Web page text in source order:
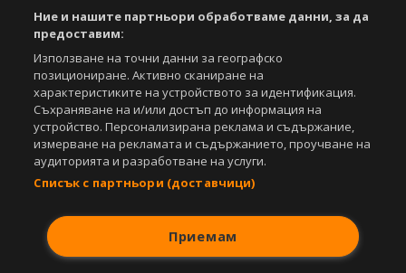
санкционирани с цялата строгост на закона.
СвалиБЕЗПЛАТНОТОприложение за:
Android
Powered by:
Ние и нашите партньори обработваме данни, за да
предоставим:
Използване на точни данни за географско
позициониране. Активно сканиране на
характеристиките на устройството за идентификация.
Съхраняване на и/или достъп до информация на
устройство. Персонализирана реклама и съдържание,
измерване на рекламата и съдържанието, проучване на
аудиторията и разработване на услуги.
Списък с партньори (доставчици)
Приемам